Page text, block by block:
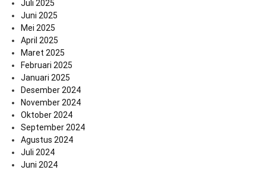
Juli 2025
Juni 2025
Mei 2025
April 2025
Maret 2025
Februari 2025
Januari 2025
Desember 2024
November 2024
Oktober 2024
September 2024
Agustus 2024
Juli 2024
Juni 2024